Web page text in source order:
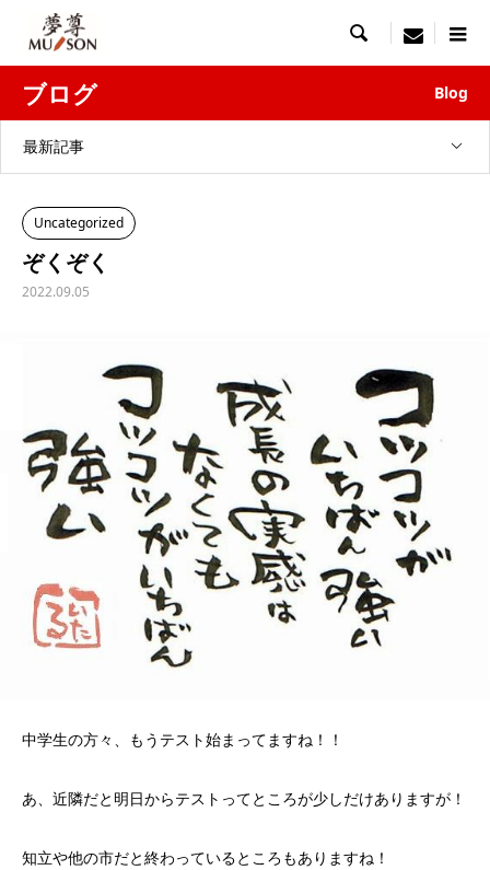
 menu
ブログ Blog
最新記事
Uncategorized
ぞくぞく
2022.09.05
中学生の方々、もうテスト始まってますね！！
あ、近隣だと明日からテストってところが少しだけありますが！
知立や他の市だと終わっているところもありますね！